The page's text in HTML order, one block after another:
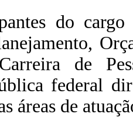
do
de
federal
áreas de